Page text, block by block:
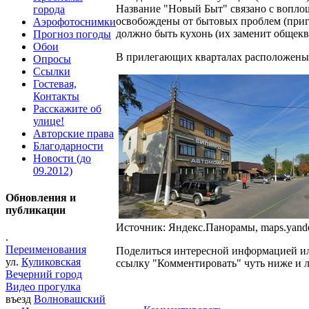
города
Аэрофотоснимки
Прогноз погоды
Обои
Опросы
Ссылки
Гостевая,
Контакты
Расскажите об
улице!
Авторские права
Благодарности
Новости (до
09.2012)
Обновления и
публикации
.
Переименования
ул. Куликовская
Вечерний город
Видео прогулка
въезд Волновашский
Название "Новый Быт" связано с
освобождены от бытовых проблем
должно быть кухонь (их заменит
В прилегающих кварталах
Источник: Яндекс.Панорамы,
Поделиться интересной информацией
ссылку "Комментировать" чуть ниже и